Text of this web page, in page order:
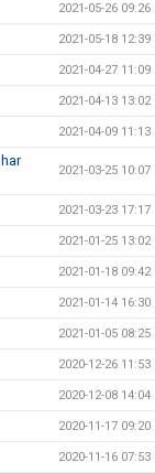
2021-05-26 09:26
2021-05-18 12:39
2021-04-27 11:09
2021-04-13 13:02
2021-04-09 11:13
2021-03-25 10:07
2021-03-23 17:17
2021-01-25 13:02
2021-01-18 09:42
2021-01-14 16:30
2021-01-05 08:25
2020-12-26 11:53
2020-12-08 14:04
2020-11-17 09:20
2020-11-16 07:53